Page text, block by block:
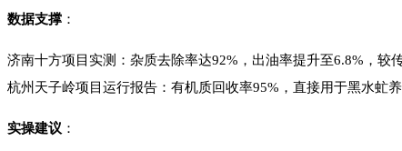
数据支撑 ：
济南十方项目实测：杂质去除率达92%，出油率提升至6.8%，较
杭州天子岭项目运行报告：有机质回收率95%，直接用于黑水虻养
实操建议 ：